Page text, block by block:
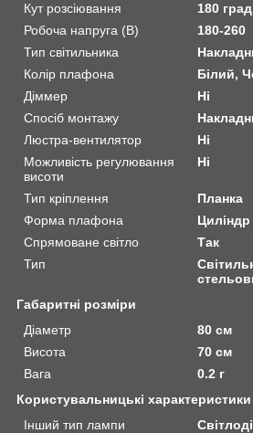
Кут розсіювання
180
Робоча напруга (В)
180-260
Тип світильника
Колір плафона
Білий,
Діммер
Ні
Спосіб монтажу
Люстра-вентилятор
Ні
Можливість регулювання
висоти
Ні
Тип кріплення
Планка
Форма плафона
Циліндр
Спрямоване світло
Так
Тип
Габаритні розміри
Діаметр
80 см
Висота
70 см
Вага
0.2 г
Користувальницькі характеристики
Інший тип лампи